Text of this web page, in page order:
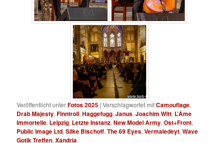
Veröffentlicht unterFotos 2025 |Verschlagwortet mitCamouflage,
Drab Majesty,Finntroll,Haggefugg,Janus,Joachim Witt, L’Âme
Immortelle, Leipzig, Letzte Instanz,New Model Army,Ost+Front,
Public Image Ltd,Silke Bischoff,The 69 Eyes,Vermaledeyt,Wave
Gotik Treffen,Xandria